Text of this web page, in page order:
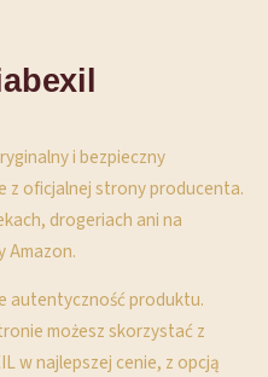
i bezpieczny
z oficjalnej strony producenta.
drogeriach ani na
Amazon.
autentyczność produktu.
możesz skorzystać z
w najlepszej cenie, z opcją